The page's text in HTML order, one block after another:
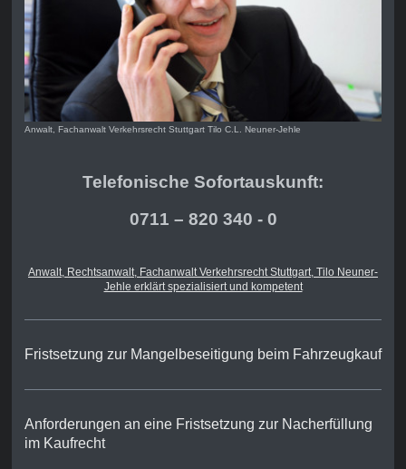
Anwalt, Fachanwalt Verkehrsrecht Stuttgart Tilo C.L. Neuner-Jehle
Telefonische Sofortauskunft:
0711 – 820 340 - 0
Anwalt, Rechtsanwalt, Fachanwalt Verkehrsrecht Stuttgart, Tilo Neuner-
Jehle erklärt spezialisiert und kompetent
Fristsetzung zur Mangelbeseitigung beim Fahrzeugkauf
Anforderungen an eine Fristsetzung zur Nacherfüllung
im Kaufrecht